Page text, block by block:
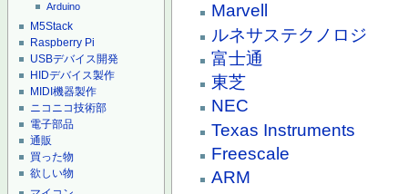
Arduino
M5Stack
Raspberry Pi
USBデバイス開発
HIDデバイス製作
MIDI機器製作
ニコニコ技術部
電子部品
通販
買った物
欲しい物
Marvell
ルネサステクノロジ
富士通
東芝
NEC
Texas Instruments
Freescale
ARM